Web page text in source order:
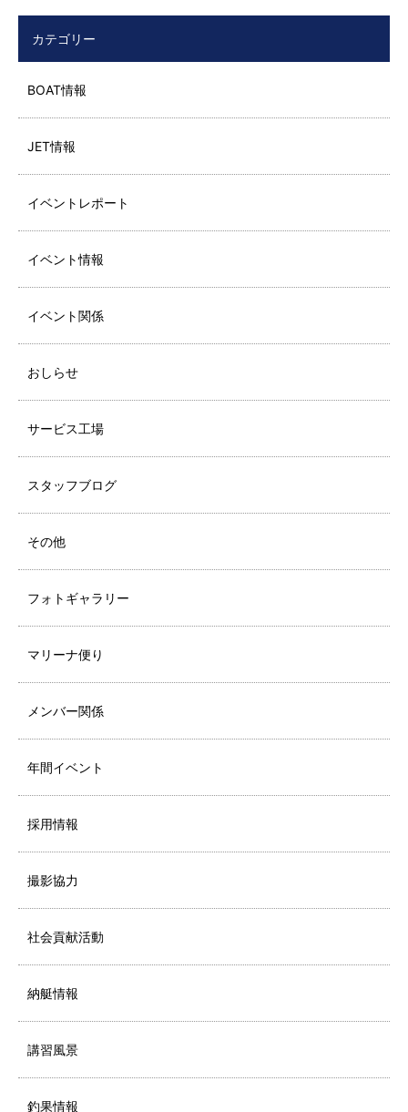
カテゴリー
BOAT情報
JET情報
イベントレポート
イベント情報
イベント関係
おしらせ
サービス工場
スタッフブログ
その他
フォトギャラリー
マリーナ便り
メンバー関係
年間イベント
採用情報
撮影協力
社会貢献活動
納艇情報
講習風景
釣果情報